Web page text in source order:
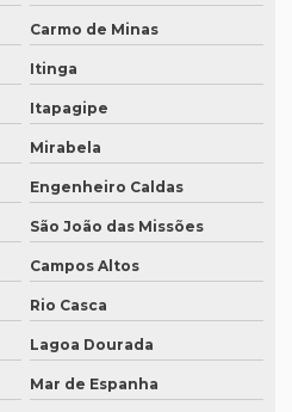
de um documento
em inglês
Carmo de Minas
Itinga
Itapagipe
Mirabela
Engenheiro Caldas
São João das Missões
Campos Altos
Rio Casca
Lagoa Dourada
Mar de Espanha